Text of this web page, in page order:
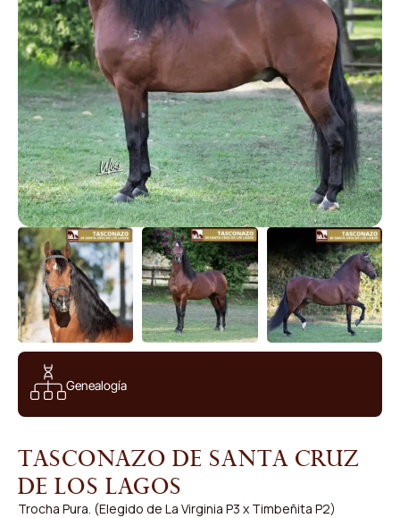
Genealogía
Tasconazo de Santa Cruz
De Los Lagos
Trocha Pura. (Elegido de La Virginia P3 x Timbeñita P2)